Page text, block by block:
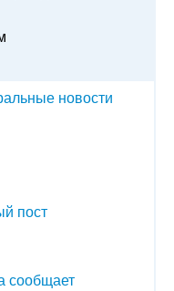
новости
пост
сообщает